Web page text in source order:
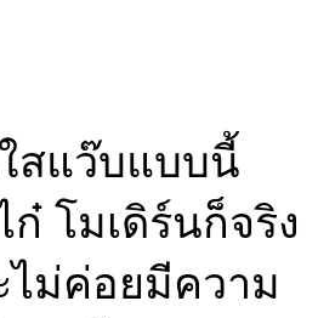
สแว๊บแบบนี้
ก๋ โมเดิร์นก็จริง
ม่ค่อยมีความ